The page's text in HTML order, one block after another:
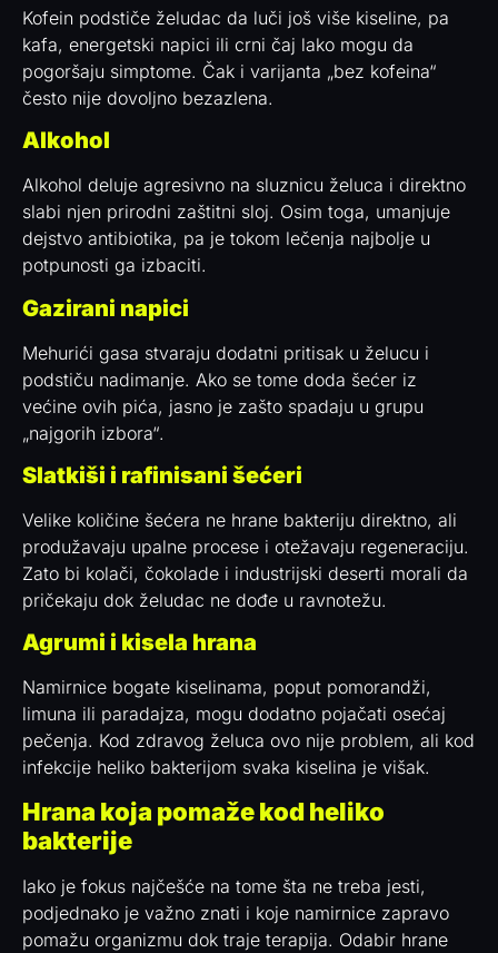
Kofein podstiče želudac da luči još više kiseline, pa
kafa, energetski napici ili crni čaj lako mogu da
pogoršaju simptome. Čak i varijanta „bez kofeina“
često nije dovoljno bezazlena.
Alkohol
Alkohol deluje agresivno na sluznicu želuca i direktno
slabi njen prirodni zaštitni sloj. Osim toga, umanjuje
dejstvo antibiotika, pa je tokom lečenja najbolje u
potpunosti ga izbaciti.
Gazirani napici
Mehurići gasa stvaraju dodatni pritisak u želucu i
podstiču nadimanje. Ako se tome doda šećer iz
većine ovih pića, jasno je zašto spadaju u grupu
„najgorih izbora“.
Slatkiši i rafinisani šećeri
Velike količine šećera ne hrane bakteriju direktno, ali
produžavaju upalne procese i otežavaju regeneraciju.
Zato bi kolači, čokolade i industrijski deserti morali da
pričekaju dok želudac ne dođe u ravnotežu.
Agrumi i kisela hrana
Namirnice bogate kiselinama, poput pomorandži,
limuna ili paradajza, mogu dodatno pojačati osećaj
pečenja. Kod zdravog želuca ovo nije problem, ali kod
infekcije heliko bakterijom svaka kiselina je višak.
Hrana koja pomaže kod heliko
bakterije
Iako je fokus najčešće na tome šta ne treba jesti,
podjednako je važno znati i koje namirnice zapravo
pomažu organizmu dok traje terapija. Odabir hrane